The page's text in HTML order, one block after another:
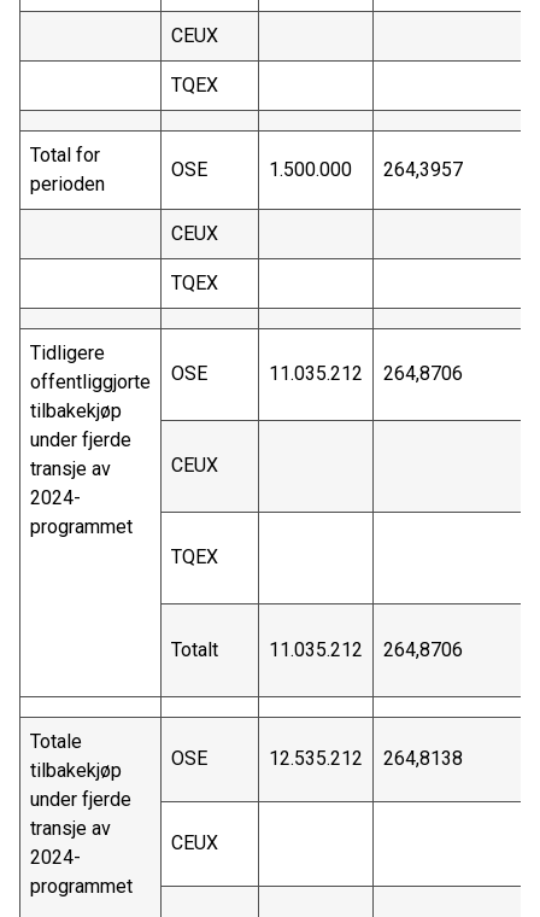
CEUX
TQEX
Total for
perioden
OSE 1.500.000 264,3957
CEUX
TQEX
Tidligere
offentliggjorte
tilbakekjøp
under fjerde
transje av
2024-
programmet
OSE 11.035.212 264,8706
CEUX
TQEX
Totalt 11.035.212 264,8706
Totale
tilbakekjøp
under fjerde
transje av
2024-
programmet
OSE 12.535.212 264,8138
CEUX